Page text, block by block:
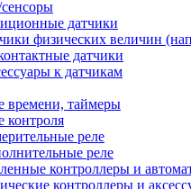
датчики
физических величин
датчики
к датчикам
времени, таймеры
контроля
реле
реле
контроллеры и
контроллеры и